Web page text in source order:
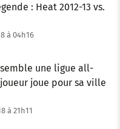
: Heat 2012-13 vs.
à 04h16
une ligue all-
joue pour sa ville
à 21h11